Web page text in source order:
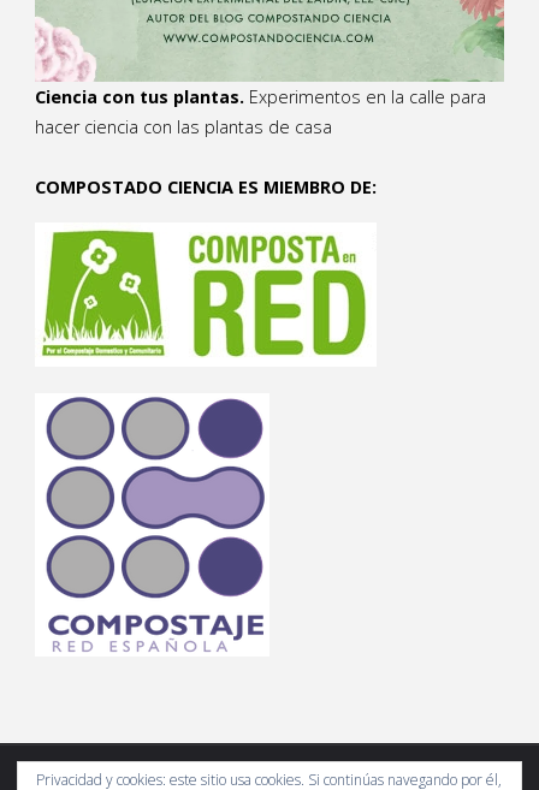
Ciencia con tus plantas. Experimentos en la calle para
hacer ciencia con las plantas de casa
COMPOSTADO CIENCIA ES MIEMBRO DE:
Privacidad y cookies: este sitio usa cookies. Si continúas navegando por él,